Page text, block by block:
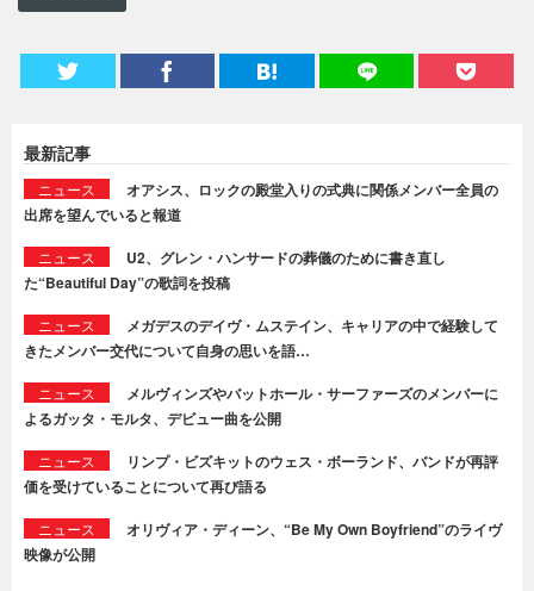
最新記事
ニュース
オアシス、ロックの殿堂入りの式典に関係メンバー全員の
出席を望んでいると報道
ニュース
U2、グレン・ハンサードの葬儀のために書き直し
た“Beautiful Day”の歌詞を投稿
ニュース
メガデスのデイヴ・ムステイン、キャリアの中で経験して
きたメンバー交代について自身の思いを語…
ニュース
メルヴィンズやバットホール・サーファーズのメンバーに
よるガッタ・モルタ、デビュー曲を公開
ニュース
リンプ・ビズキットのウェス・ボーランド、バンドが再評
価を受けていることについて再び語る
ニュース
オリヴィア・ディーン、“Be My Own Boyfriend”のライヴ
映像が公開